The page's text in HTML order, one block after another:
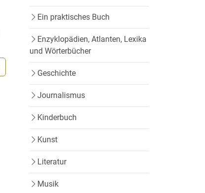
Ein praktisches Buch
Enzyklopädien, Atlanten, Lexika
und Wörterbücher
Geschichte
Journalismus
Kinderbuch
Kunst
Literatur
Musik